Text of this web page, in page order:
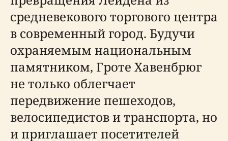
средневекового торгового центра
в современный город. Будучи
охраняемым национальным
памятником, Гроте Хавенбрюг
не только облегчает
передвижение пешеходов,
велосипедистов и транспорта, но
и приглашает посетителей